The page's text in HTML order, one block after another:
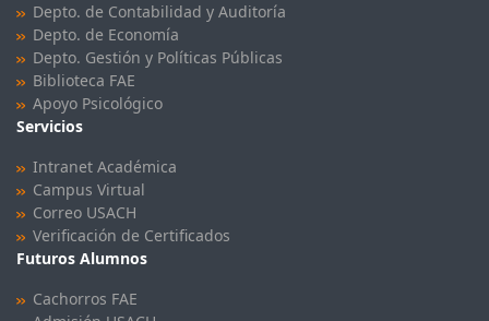
Depto. de Contabilidad y Auditoría
Depto. de Economía
Depto. Gestión y Políticas Públicas
Biblioteca FAE
Apoyo Psicológico
Servicios
Intranet Académica
Campus Virtual
Correo USACH
Verificación de Certificados
Futuros Alumnos
Cachorros FAE